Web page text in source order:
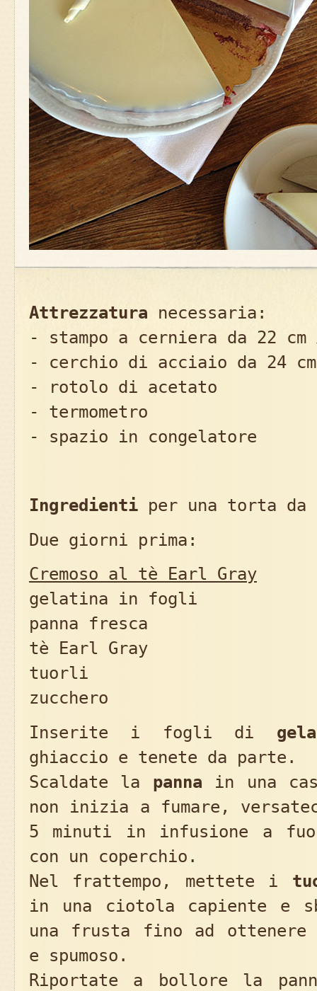
Attrezzatura necessaria:
- stampo a cerniera da 22 cm
- cerchio di acciaio da 24
- rotolo di acetato
- termometro
- spazio in congelatore
Ingredienti per una torta da
Due giorni prima:
Cremoso al tè Earl Gray
gelatina in fogli
panna fresca
tè Earl Gray
tuorli
zucchero
Inserite i fogli di
ghiaccio e tenete da parte.
Scaldate la panna in una
non inizia a fumare,
5 minuti in infusione a
con un coperchio.
Nel frattempo, mettete i
in una ciotola capiente e
una frusta fino ad ottenere
e spumoso.
Riportate a bollore la